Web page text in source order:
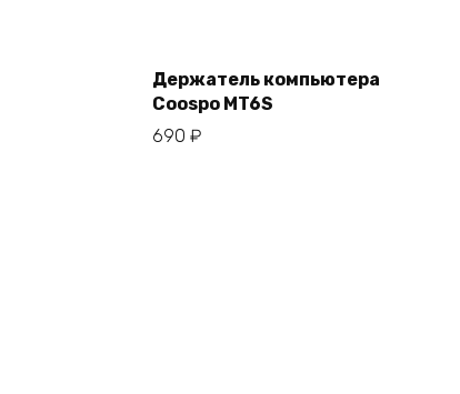
Держатель компьютера
Coospo MT6S
690 ₽